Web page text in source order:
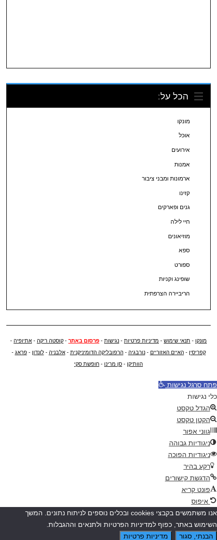
הכל על:
מונקו
אוכל
אירועים
אמנות
ארמונות ומבני ציבור
קזינו
גנים ופארקים
חיי לילה
מוזיאונים
ספא
ספורט
שופינג וקניות
הריביירה הצרפתית
מונקו - תנאי שימוש - מדיניות פרטיות - נגישות - פרסום באתר - קוסטה ריקה - אתיופיה -
קפריסין -האיים האזוריים -נורבגיה -הרפובליקה הדומיניקנית -אלבניה -לונדון -פראג -
הוותיקן - סן מרינו - חופשת סקי
פתח סרגל נגישות
כלי נגישות
הגדל טקסט
הקטן טקסט
גווני אפור
ניגודיות גבוהה
ניגודיות הפוכה
רקע בהיר
הדגשת קישורים
פונט קריא
איפוס
אנו משתמשים בקבצי cookies ובכלים נוספים לניתוח נתונים. המשך
השימוש באתר, כפוף למדיניות הפרטיות ולתנאים וההגבלות.
הבנתי, סגור
מדיניות פרטיות